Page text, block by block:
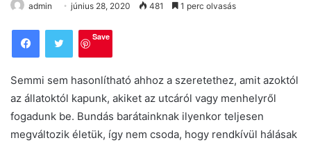
admin június 28, 2020 481 1 perc olvasás
Save
Semmi sem hasonlítható ahhoz a szeretethez, amit azoktól
az állatoktól kapunk, akiket az utcáról vagy menhelyről
fogadunk be. Bundás barátainknak ilyenkor teljesen
megváltozik életük, így nem csoda, hogy rendkívül hálásak